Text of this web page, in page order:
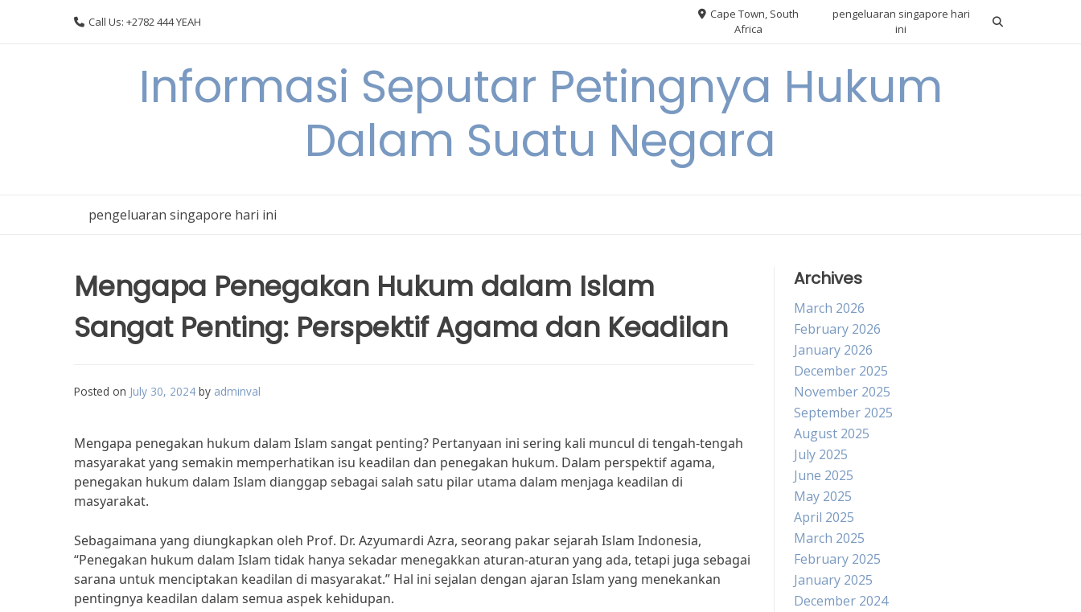
Call Us: +2782 444 YEAH
Cape Town, South
Africa
pengeluaran singapore hari
ini
Informasi Seputar Petingnya Hukum
Dalam Suatu Negara
pengeluaran singapore hari ini
Mengapa Penegakan Hukum dalam Islam
Sangat Penting: Perspektif Agama dan Keadilan
Posted on July 30, 2024 by adminval
Mengapa penegakan hukum dalam Islam sangat penting? Pertanyaan ini sering kali muncul di tengah-tengah
masyarakat yang semakin memperhatikan isu keadilan dan penegakan hukum. Dalam perspektif agama,
penegakan hukum dalam Islam dianggap sebagai salah satu pilar utama dalam menjaga keadilan di
masyarakat.
Sebagaimana yang diungkapkan oleh Prof. Dr. Azyumardi Azra, seorang pakar sejarah Islam Indonesia,
“Penegakan hukum dalam Islam tidak hanya sekadar menegakkan aturan-aturan yang ada, tetapi juga sebagai
sarana untuk menciptakan keadilan di masyarakat.” Hal ini sejalan dengan ajaran Islam yang menekankan
pentingnya keadilan dalam semua aspek kehidupan.
Archives
March 2026
February 2026
January 2026
December 2025
November 2025
September 2025
August 2025
July 2025
June 2025
May 2025
April 2025
March 2025
February 2025
January 2025
December 2024